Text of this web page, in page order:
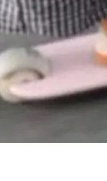
业
文
的